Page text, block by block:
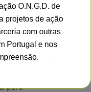
e Cabo
para
O.N.G.D. de
projetos de ação
com outras
Portugal e nos